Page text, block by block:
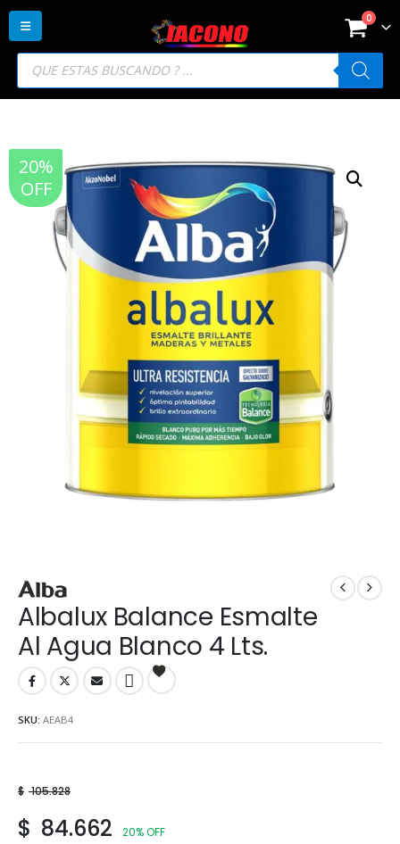
Búsqueda
productos
0
20%
OFF
Albalux Balance Esmalte
Al Agua Blanco 4 Lts.
SKU: AEAB4
$ 105.828
$ 84.662 20% OFF